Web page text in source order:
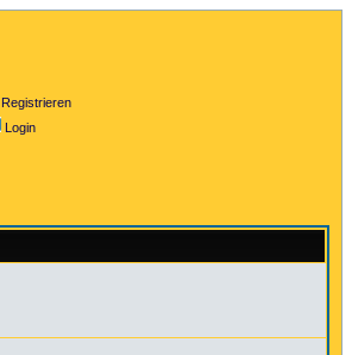
Registrieren
Login